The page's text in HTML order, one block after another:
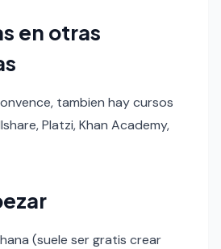
en otras
tambien hay cursos
Platzi, Khan Academy,
(suele ser gratis crear